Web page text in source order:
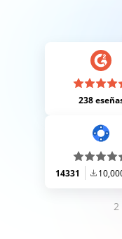
238
14331
2